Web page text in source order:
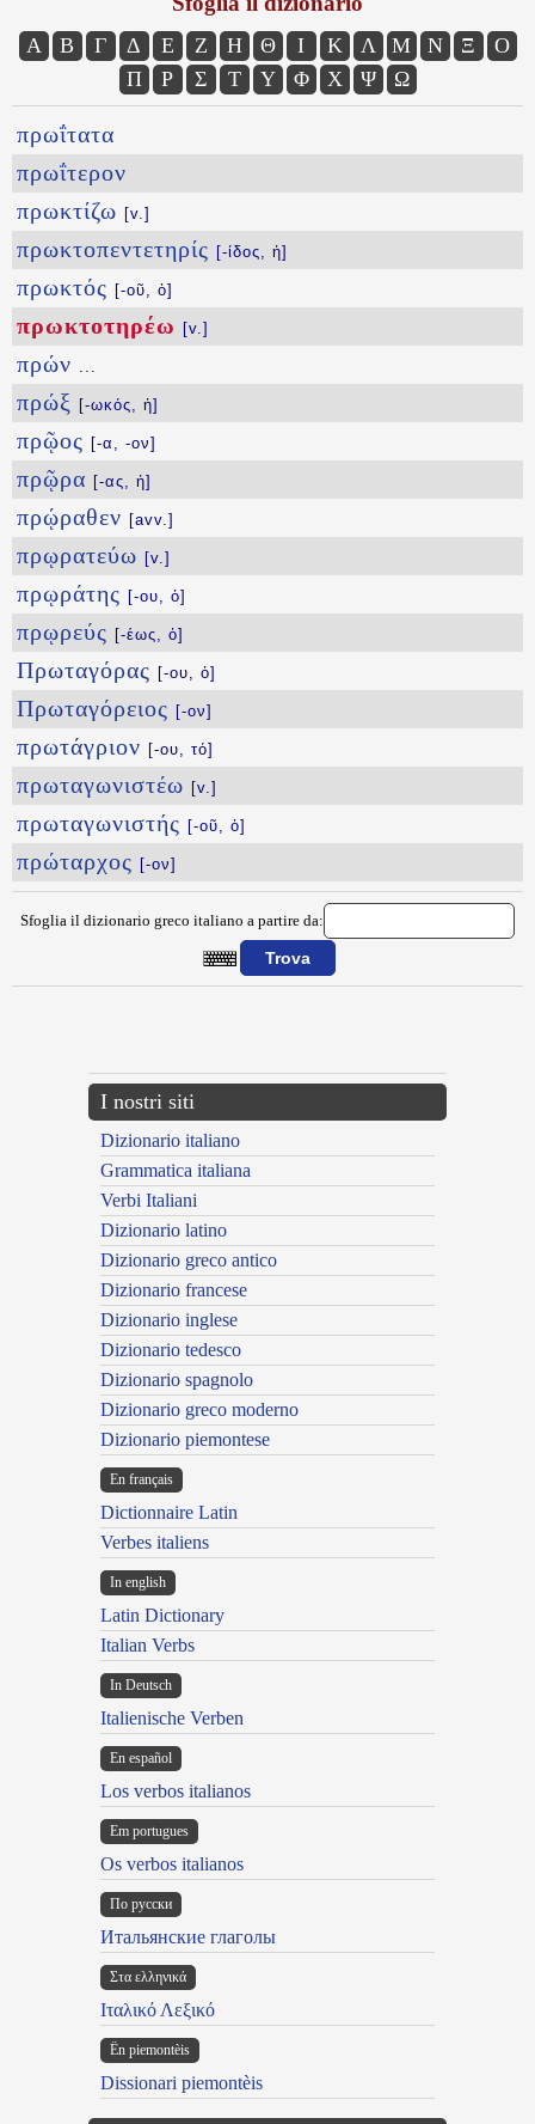
Α Β Γ Δ Ε Ζ Η Θ Ι Κ Λ Μ Ν Ξ
Ο
Π
Ρ Σ Τ Υ Φ Χ Ψ Ω
πρωΐτατα
πρωΐτερον
πρωκτίζω [v.]
πρωκτοπεντετηρίς [-ίδος, ἡ]
πρωκτός [-οῦ, ὁ]
πρωκτοτηρέω [v.]
πρών ...
πρώξ [-ωκός, ἡ]
πρῷος [-α, -ον]
πρῷρα [-ας, ἡ]
πρῴραθεν [avv.]
πρῳρατεύω [v.]
πρῳράτης [-ου, ὁ]
πρῳρεύς [-έως, ὁ]
Πρωταγόρας [-ου, ὁ]
Πρωταγόρειος [-ον]
πρωτάγριον [-ου, τό]
πρωταγωνιστέω [v.]
πρωταγωνιστής [-οῦ, ὁ]
πρώταρχος [-ον]
Sfoglia il dizionario greco italiano a partire da:
I nostri siti
Dizionario italiano
Grammatica italiana
Verbi Italiani
Dizionario latino
Dizionario greco antico
Dizionario francese
Dizionario inglese
Dizionario tedesco
Dizionario spagnolo
Dizionario greco moderno
Dizionario piemontese
En français
Dictionnaire Latin
Verbes italiens
In english
Latin Dictionary
Italian Verbs
In Deutsch
Italienische Verben
En español
Los verbos italianos
Em portugues
Os verbos italianos
По русски
Итальянские глаголы
Στα ελληνικά
Ιταλικό Λεξικό
Ën piemontèis
Dissionari piemontèis